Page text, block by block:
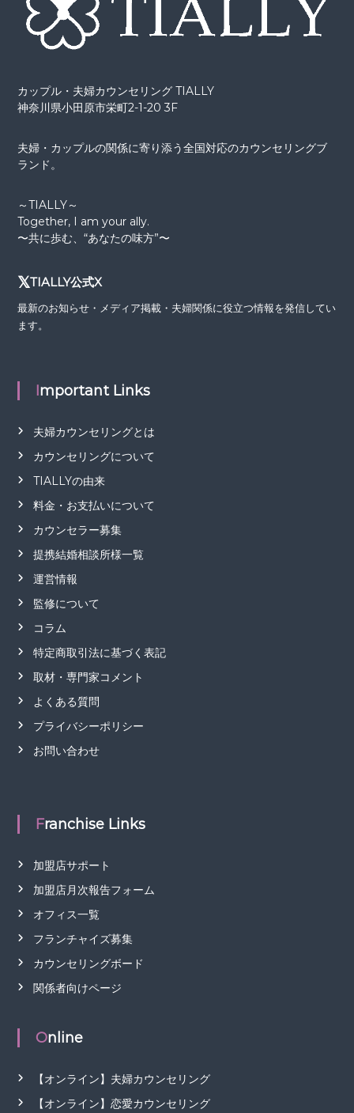
カップル・夫婦カウンセリング TIALLY
神奈川県小田原市栄町2-1-20 3F
夫婦・カップルの関係に寄り添う全国対応のカウンセリングブ
ランド。
～TIALLY～
Together, I am your ally.
〜共に歩む、“あなたの味方”〜
𝕏TIALLY公式X
最新のお知らせ・メディア掲載・夫婦関係に役立つ情報を発信してい
ます。
Important Links
夫婦カウンセリングとは
カウンセリングについて
TIALLYの由来
料金・お支払いについて
カウンセラー募集
提携結婚相談所様一覧
運営情報
監修について
コラム
特定商取引法に基づく表記
取材・専門家コメント
よくある質問
プライバシーポリシー
お問い合わせ
Franchise Links
加盟店サポート
加盟店月次報告フォーム
オフィス一覧
フランチャイズ募集
カウンセリングボード
関係者向けページ
Online
【オンライン】夫婦カウンセリング
【オンライン】恋愛カウンセリング